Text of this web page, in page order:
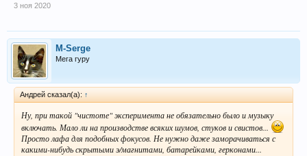
3 ноя 2020
M-Serge
Мега гуру
Андрей сказал(а): ↑
Ну, при такой "чистоте" эксперимента не обязательно было и музыку
включать. Мало ли на производстве всяких шумов, стуков и свистов...
Просто лафа для подобных фокусов. Не нужно даже заморачиваться с
какими-нибудь скрытыми э/магнитами, батарейками, герконами...